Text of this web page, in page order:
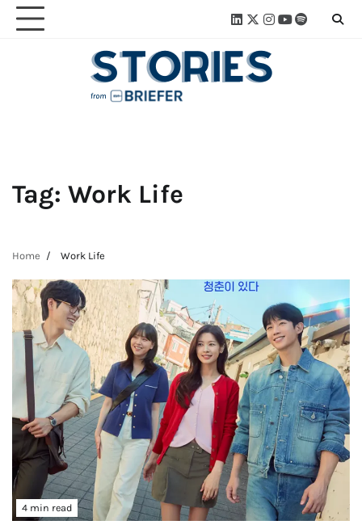
Skip
Linkedin
Twitter
Instagram
Youtube
Spotify
Tag: Work Life
Home Work Life
4 min read